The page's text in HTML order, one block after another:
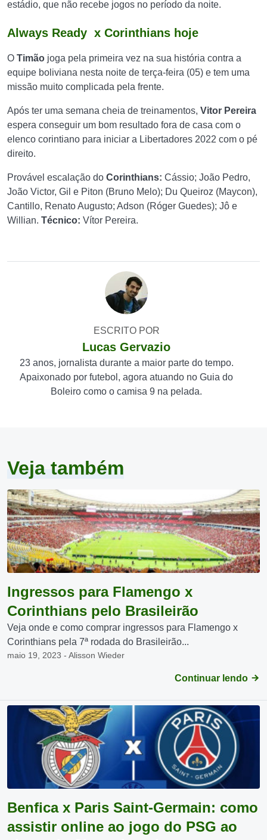
estádio, que não recebe jogos no período da noite.
Always Ready x Corinthians hoje
O Timão joga pela primeira vez na sua história contra a
equipe boliviana nesta noite de terça-feira (05) e tem uma
missão muito complicada pela frente.
Após ter uma semana cheia de treinamentos, Vitor Pereira
espera conseguir um bom resultado fora de casa com o
elenco corintiano para iniciar a Libertadores 2022 com o pé
direito.
Provável escalação do Corinthians: Cássio; João Pedro,
João Victor, Gil e Piton (Bruno Melo); Du Queiroz (Maycon),
Cantillo, Renato Augusto; Adson (Róger Guedes); Jô e
Willian. Técnico: Vítor Pereira.
ESCRITO POR
Lucas Gervazio
23 anos, jornalista durante a maior parte do tempo.
Apaixonado por futebol, agora atuando no Guia do
Boleiro como o camisa 9 na pelada.
Veja também
Ingressos para Flamengo x
Corinthians pelo Brasileirão
Veja onde e como comprar ingressos para Flamengo x
Corinthians pela 7ª rodada do Brasileirão...
maio 19, 2023 - Alisson Wieder
Continuar lendo
Benfica x Paris Saint-Germain: como
assistir online ao jogo do PSG ao